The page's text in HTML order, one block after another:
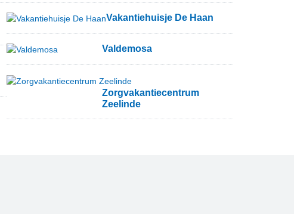
Vakantiehuisje De Haan
Valdemosa
Zorgvakantiecentrum
Zeelinde